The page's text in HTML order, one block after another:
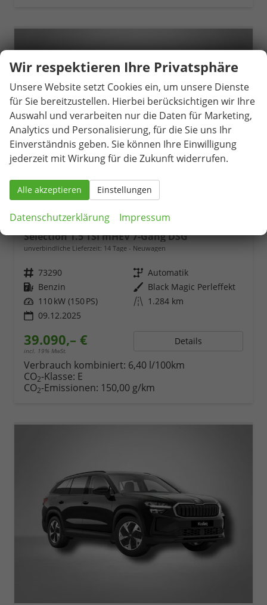
Skoda Kodiaq
Selection 1.5 TSI mHEV 7-Gang DSG
unverbindliche Lieferzeit: 14 Tage Neuwagen
Fahrzeugnr. 73290 Getriebe Automatik
Kraftstoff Benzin Außenfarbe Black Magic Perleffekt
Leistung 110 kW (150 PS) Kilometerstand 1.284 km
09.12.2025
39.090,– €
incl. 19% MwSt.
Details
Verbrauch kombiniert: 6,40 l/100km
CO2-Klasse: E
CO2-Emissionen: 150,00 g/km
Wir respektieren Ihre Privatsphäre
Unsere Website setzt Cookies ein, um unsere Dienste
für Sie bereitzustellen. Hierbei berücksichtigen wir Ihre
Auswahl und verarbeiten nur die Daten für Marketing,
Analytics und Personalisierung, für die Sie uns Ihr
Einverständnis geben. Sie können Ihre Einwilligung
jederzeit mit Wirkung für die Zukunft widerrufen.
Alle akzeptieren Einstellungen
Datenschutzerklärung Impressum